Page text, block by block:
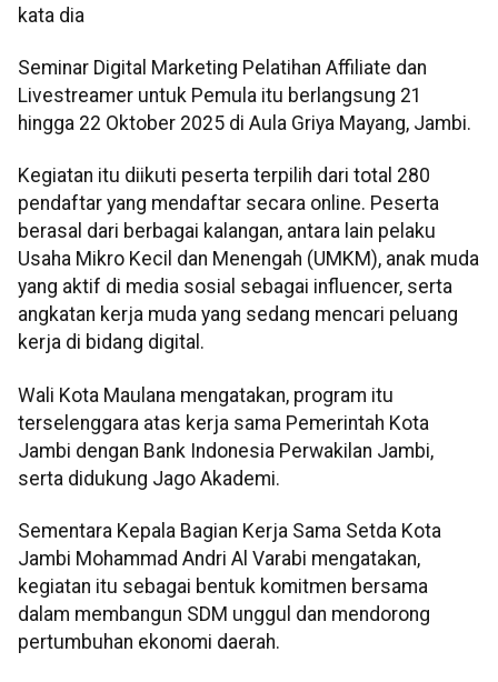
kata dia
Seminar Digital Marketing Pelatihan Affiliate dan
Livestreamer untuk Pemula itu berlangsung 21
hingga 22 Oktober 2025 di Aula Griya Mayang, Jambi.
Kegiatan itu diikuti peserta terpilih dari total 280
pendaftar yang mendaftar secara online. Peserta
berasal dari berbagai kalangan, antara lain pelaku
Usaha Mikro Kecil dan Menengah (UMKM), anak muda
yang aktif di media sosial sebagai influencer, serta
angkatan kerja muda yang sedang mencari peluang
kerja di bidang digital.
Wali Kota Maulana mengatakan, program itu
terselenggara atas kerja sama Pemerintah Kota
Jambi dengan Bank Indonesia Perwakilan Jambi,
serta didukung Jago Akademi.
Sementara Kepala Bagian Kerja Sama Setda Kota
Jambi Mohammad Andri Al Varabi mengatakan,
kegiatan itu sebagai bentuk komitmen bersama
dalam membangun SDM unggul dan mendorong
pertumbuhan ekonomi daerah.